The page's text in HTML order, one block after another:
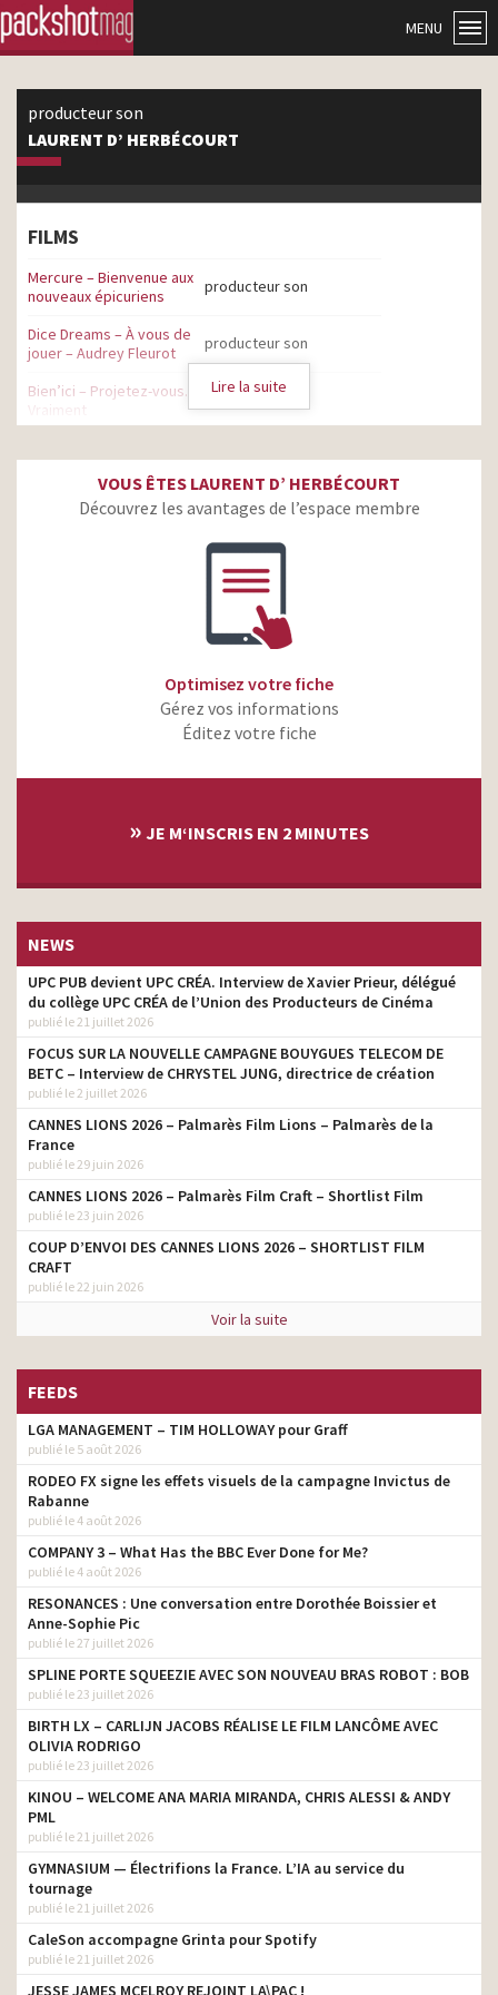
MENU
producteur son
LAURENT D’ HERBÉCOURT
FILMS
Mercure – Bienvenue aux
nouveaux épicuriens
producteur son
Dice Dreams – À vous de
jouer – Audrey Fleurot
producteur son
Bien’ici – Projetez-vous.
Vraiment
You – Léa Seydoux
producteur son
PicWicToys – Personne ne
producteur son
producteur son
Lire la suite
VOUS ÊTES LAURENT D’ HERBÉCOURT
Découvrez les avantages de l’espace membre
Optimisez votre fiche
Gérez vos informations
Éditez votre fiche
» JE M‘INSCRIS EN 2 MINUTES
NEWS
UPC PUB devient UPC CRÉA. Interview de Xavier Prieur, délégué
du collège UPC CRÉA de l’Union des Producteurs de Cinéma
publié le 21 juillet 2026
FOCUS SUR LA NOUVELLE CAMPAGNE BOUYGUES TELECOM DE
BETC – Interview de CHRYSTEL JUNG, directrice de création
publié le 2 juillet 2026
CANNES LIONS 2026 – Palmarès Film Lions – Palmarès de la
France
publié le 29 juin 2026
CANNES LIONS 2026 – Palmarès Film Craft – Shortlist Film
publié le 23 juin 2026
COUP D’ENVOI DES CANNES LIONS 2026 – SHORTLIST FILM
CRAFT
publié le 22 juin 2026
Voir la suite
FEEDS
LGA MANAGEMENT – TIM HOLLOWAY pour Graff
publié le 5 août 2026
RODEO FX signe les effets visuels de la campagne Invictus de
Rabanne
publié le 4 août 2026
COMPANY 3 – What Has the BBC Ever Done for Me?
publié le 4 août 2026
RESONANCES : Une conversation entre Dorothée Boissier et
Anne-Sophie Pic
publié le 27 juillet 2026
SPLINE PORTE SQUEEZIE AVEC SON NOUVEAU BRAS ROBOT : BOB
publié le 23 juillet 2026
BIRTH LX – CARLIJN JACOBS RÉALISE LE FILM LANCÔME AVEC
OLIVIA RODRIGO
publié le 23 juillet 2026
KINOU – WELCOME ANA MARIA MIRANDA, CHRIS ALESSI & ANDY
PML
publié le 21 juillet 2026
GYMNASIUM — Électrifions la France. L’IA au service du
tournage
publié le 21 juillet 2026
CaleSon accompagne Grinta pour Spotify
publié le 21 juillet 2026
JESSE JAMES MCELROY REJOINT LA\PAC !